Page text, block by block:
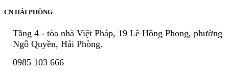
CN HẢI PHÒNG
Tầng 4 - tòa nhà Việt Pháp, 19 Lê Hồng Phong, phường
Ngô Quyền, Hải Phòng.
0985 103 666